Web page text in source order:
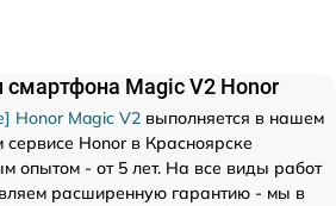
Magic V2 Honor
Honor Magic V2 выполняется в нашем
Honor в Красноярске
опытом - от 5 лет. На все виды работ
расширенную гарантию - мы в